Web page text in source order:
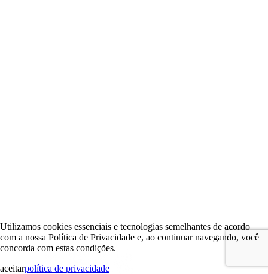
Utilizamos cookies essenciais e tecnologias semelhantes de acordo
com a nossa Política de Privacidade e, ao continuar navegando, você
concorda com estas condições.
aceitarpolítica de privacidade